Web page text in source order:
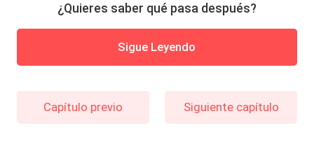
¿Quieres saber qué pasa después?
Sigue Leyendo
Capítulo previo Siguiente capítulo